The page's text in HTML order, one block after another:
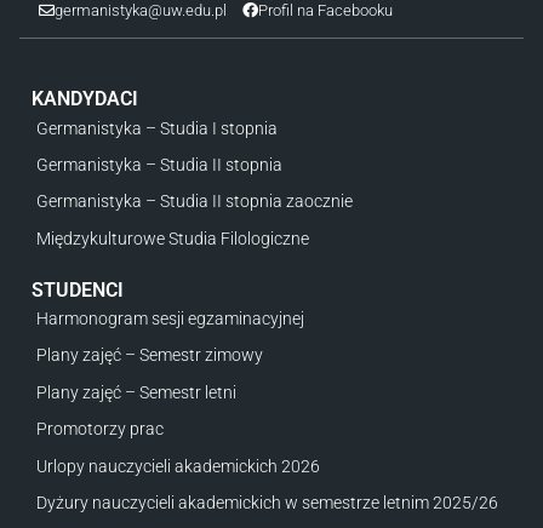
germanistyka@uw.edu.pl Profil na Facebooku
KANDYDACI
Germanistyka – Studia I stopnia
Germanistyka – Studia II stopnia
Germanistyka – Studia II stopnia zaocznie
Międzykulturowe Studia Filologiczne
STUDENCI
Harmonogram sesji egzaminacyjnej
Plany zajęć – Semestr zimowy
Plany zajęć – Semestr letni
Promotorzy prac
Urlopy nauczycieli akademickich 2026
Dyżury nauczycieli akademickich w semestrze letnim 2025/26